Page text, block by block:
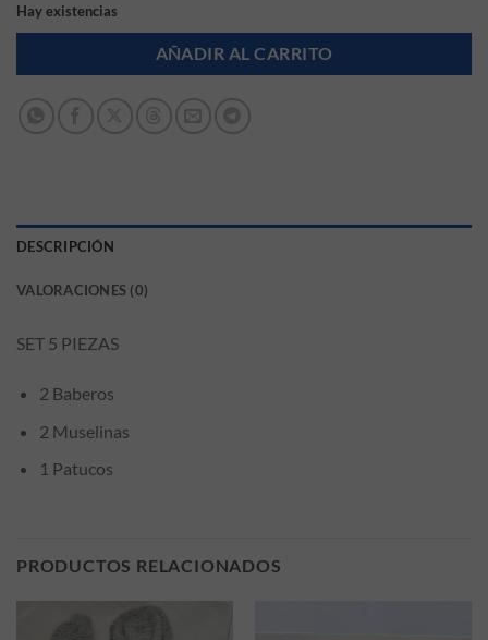
Hay existencias
AÑADIR AL CARRITO
DESCRIPCIÓN
VALORACIONES (0)
SET 5 PIEZAS
2 Baberos
2 Muselinas
1 Patucos
PRODUCTOS RELACIONADOS